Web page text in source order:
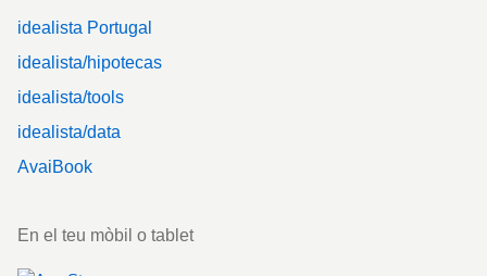
idealista Portugal
idealista/hipotecas
idealista/tools
idealista/data
AvaiBook
En el teu mòbil o tablet